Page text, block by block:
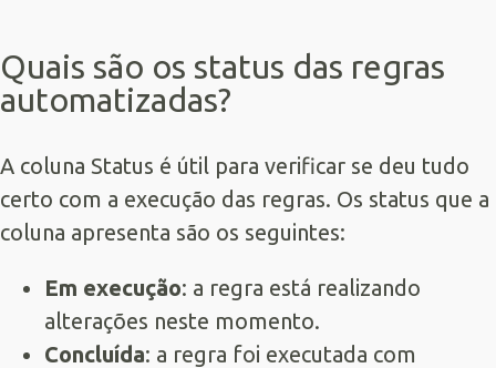
Quais são os status das regras
automatizadas?
A coluna Status é útil para verificar se deu tudo
certo com a execução das regras. Os status que a
coluna apresenta são os seguintes:
Em execução: a regra está realizando
alterações neste momento.
Concluída: a regra foi executada com